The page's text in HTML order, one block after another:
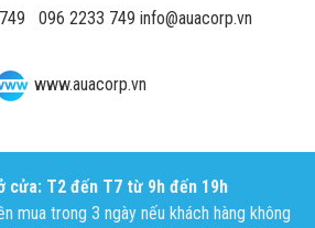
096 2233 749 info@auacorp.vn
www.auacorp.vn
cửa: T2 đến T7 từ 9h đến 19h
mua trong 3 ngày nếu khách hàng không